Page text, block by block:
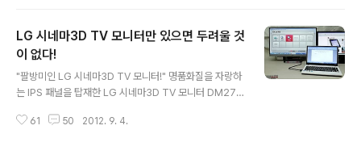
구입한 소비자들에게는 아쉽게도 그림의 떡이다. 그렇다고
스마트TV를 이용하고 싶어 멀쩡한 TV를 바꾸기에는 무척
부담스런 현실이다. 이에 저렴한 가격에 다양한 서비스를
즐길 수 있는 LG 스마트 업그레이더를 추천한다. "시네마
3D TV 모니터와 스마트 업그레이더의 환상적인 조합!" 스
마트 업그레이더를 시네마3D TV 모니터 매직스탠드에 올
LG 시네마3D TV 모니터만 있으면 두려울 것
이 없다!
"팔방미인 LG 시네마3D TV 모니터!" 명품화질을 자랑하
는 IPS 패널을 탑재한 LG 시네마3D TV 모니터 DM279
터를 동시에 이용할 수 있다는 점이 가장 마음에 들었지만
61 50 2012. 9. 4.